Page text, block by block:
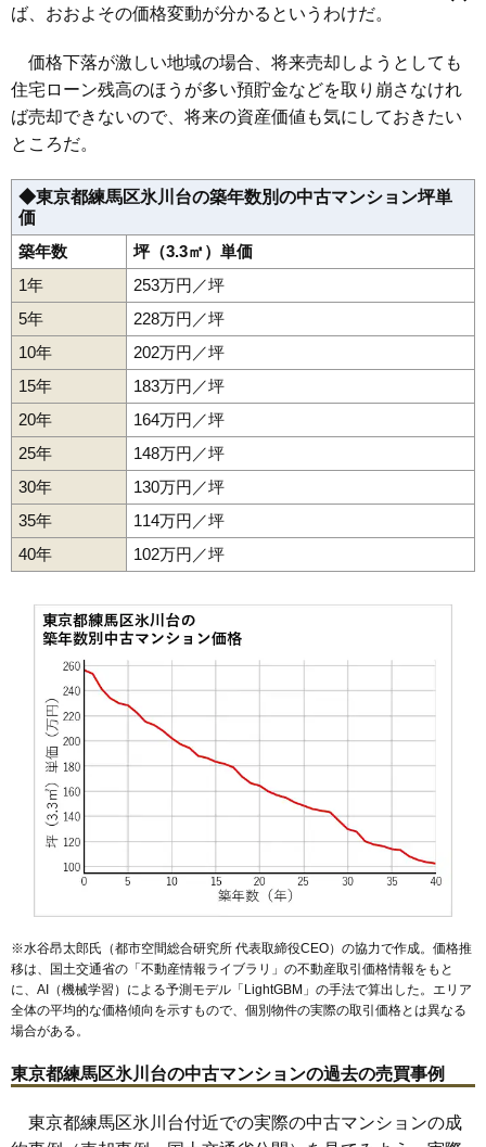
ば、おおよその価格変動が分かるというわけだ。
価格下落が激しい地域の場合、将来売却しようとしても
住宅ローン残高のほうが多い預貯金などを取り崩さなけれ
ば売却できないので、将来の資産価値も気にしておきたい
ところだ。
◆東京都練馬区氷川台の築年数別の中古マンション坪単
価
築年数
坪（3.3㎡）単価
1年
253万円／坪
5年
228万円／坪
10年
202万円／坪
15年
183万円／坪
20年
164万円／坪
25年
148万円／坪
30年
130万円／坪
35年
114万円／坪
40年
102万円／坪
※水谷昂太郎氏（都市空間総合研究所 代表取締役CEO）の協力で作成。価格推
移は、国土交通省の「 不動産情報ライブラリ 」の不動産取引価格情報をもと
に、AI（機械学習）による予測モデル「LightGBM」の手法で算出した。エリア
全体の平均的な価格傾向を示すもので、個別物件の実際の取引価格とは異なる
場合がある。
東京都練馬区氷川台の中古マンションの過去の売買事例
東京都練馬区氷川台付近での実際の中古マンションの成
栄町桜台下石神井石神井台石神井町関町北関町東関町南
高野台高松 田柄立野町土支田豊玉上豊玉北豊玉中豊玉南
氷川台富士見台 平和台南大泉南田中三原台谷原
石神井公園駅大泉学園駅小竹向原駅新桜台駅豊島園駅
練馬春日町駅 光が丘駅